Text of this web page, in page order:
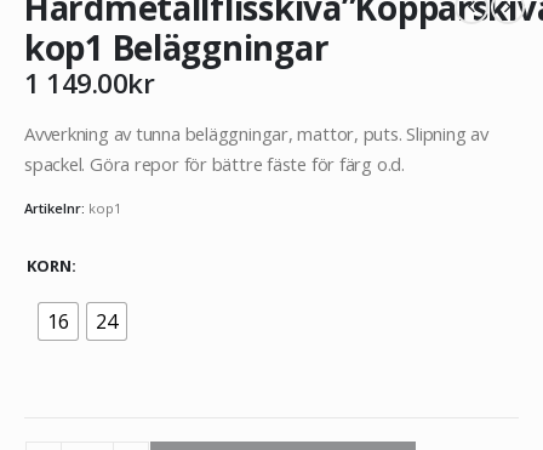
kop1 Beläggningar
1 149.00kr
Avverkning av tunna beläggningar, mattor, puts. Slipning av
spackel. Göra repor för bättre fäste för färg o.d.
Artikelnr: kop1
KORN
16 24